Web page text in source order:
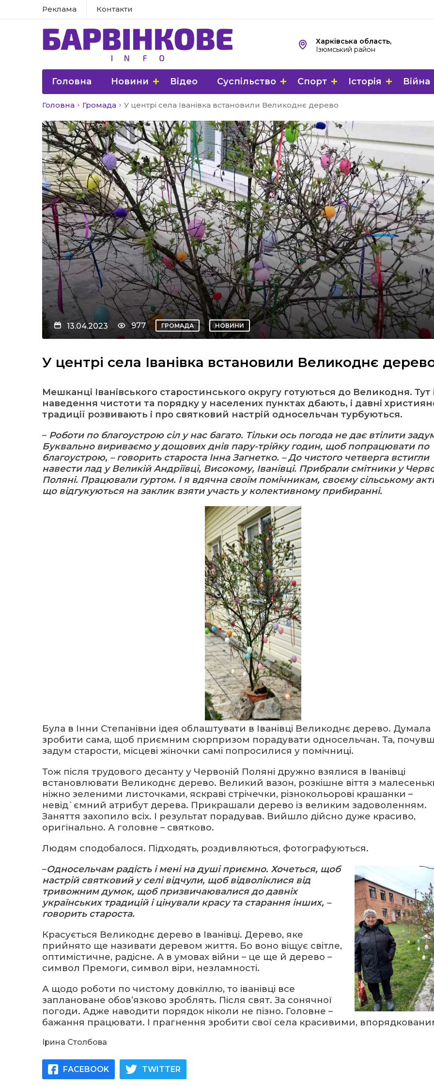
Реклама Контакти
Харківська область,
Ізюмський район
Головна Новини Відео Суспільство Спорт Історія Війна
Головна Громада У центрі села Іванівка встановили Великоднє дерево
13.04.2023 977 ГРОМАДА НОВИНИ
У центрі села Іванівка встановили Великоднє
Мешканці Іванівського старостинського округу готуються до Великодня. Тут
наведення чистоти та порядку у населених пунктах дбають, і давні
традиції розвивають і про святковий настрій односельчан турбуються.
– Роботи по благоустрою сіл у нас багато. Тільки ось погода не дає втілити
Буквально вириваємо у дощових днів пару-трійку годин, щоб попрацювати по
благоустрою, – говорить староста Інна Загнетко. – До чистого четверга встигли
навести лад у Великій Андріївці, Високому, Іванівці. Прибрали смітники у
Поляні. Працювали гуртом. І я вдячна своїм помічникам, своєму сільському
що відгукуються на заклик взяти участь у колективному прибиранні.
Була в Інни Степанівни ідея облаштувати в Іванівці Великоднє дерево. Думала
зробити сама, щоб приємним сюрпризом порадувати односельчан. Та,
задум старости, місцеві жіночки самі попросилися у помічниці.
Тож після трудового десанту у Червоній Поляні дружно взялися в Іванівці
встановлювати Великоднє дерево. Великий вазон, розкішне віття з
ніжно зеленими листочками, яскраві стрічечки, різнокольорові крашанки –
невід`ємний атрибут дерева. Прикрашали дерево із великим задоволенням.
Заняття захопило всіх. І результат порадував. Вийшло дійсно дуже красиво,
оригінально. А головне – святково.
Людям сподобалося. Підходять, роздивляються, фотографуються.
–Односельчам радість і мені на душі приємно. Хочеться, щоб
настрій святковий у селі відчули, щоб відволіклися від
тривожним думок, щоб призвичаювалися до давніх
українських традицій і цінували красу та старання інших, –
говорить староста.
Красується Великоднє дерево в Іванівці. Дерево, яке
прийнято ще називати деревом життя. Бо воно віщує світле,
оптимістичне, радісне. А в умовах війни – це ще й дерево –
символ Премоги, символ віри, незламності.
А щодо роботи по чистому довкіллю, то іванівці все
заплановане обов’язково зроблять. Після свят. За сонячної
погоди. Адже наводити порядок ніколи не пізно. Головне –
бажання працювати. І прагнення зробити свої села красивими,
Ірина Столбова
FACEBOOK TWITTER